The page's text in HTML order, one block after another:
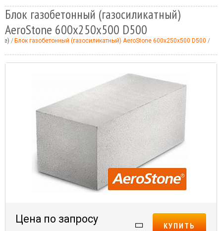
Блок газобетонный (газосиликатный)
AeroStone 600x250x500 D500
Блок газобетонный (газосиликатный) AeroStone 600x250x500 D500
Цена по запросу
КУПИТЬ